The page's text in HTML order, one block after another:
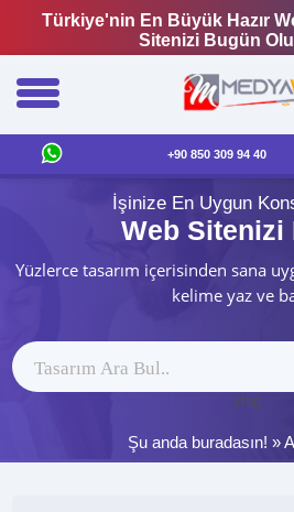
Türkiye'nin En Büyük Hazır
Sitenizi Bugün
+90 850 309 94 40
İşinize En Uygun
Web Sitenizi
Yüzlerce tasarım içerisinden sana
kelime yaz ve
ytag
Şu anda buradasın! »